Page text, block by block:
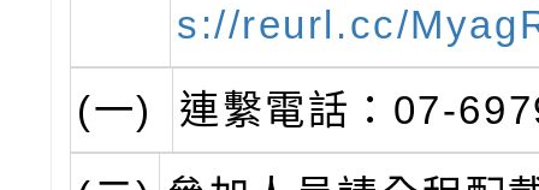
s://reurl.cc/
(一)
連繫電話：07-